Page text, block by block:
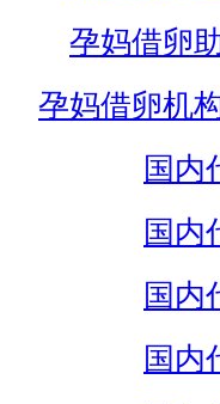
孕妈借卵
孕妈借卵机
国内
国内
国内
国内